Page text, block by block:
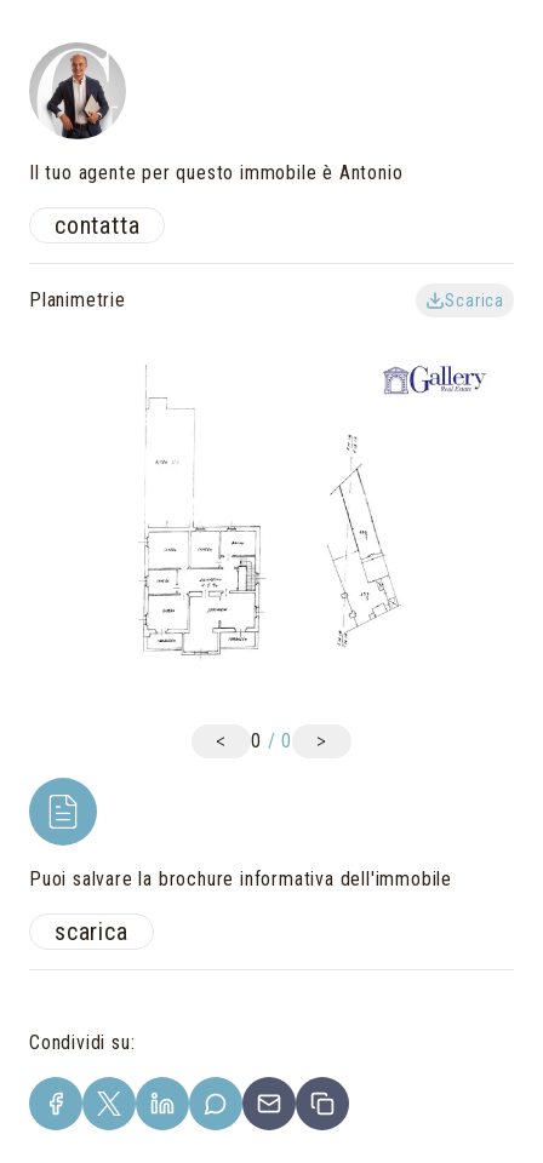
Il tuo agente per questo immobile è Antonio
contatta
Planimetrie Scarica
< 0 /0 >
Puoi salvare la brochure informativa dell'immobile
scarica
Condividi su: